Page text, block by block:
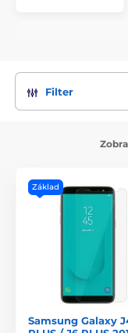
Filter
Základ
Samsung Galaxy